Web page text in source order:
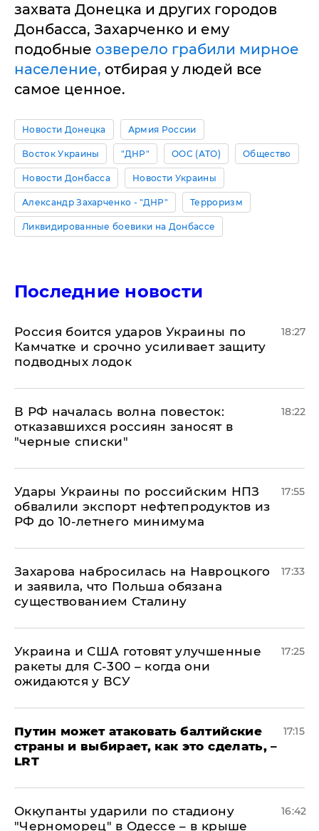
захвата Донецка и других городов
Донбасса, Захарченко и ему
подобные озверело грабили мирное
население, отбирая у людей все
самое ценное.
Новости Донецка Армия России
Восток Украины "ДНР" ООС (АТО) Общество
Новости Донбасса Новости Украины
Александр Захарченко - "ДНР" Терроризм
Ликвидированные боевики на Донбассе
Последние новости
Россия боится ударов Украины по
Камчатке и срочно усиливает защиту
подводных лодок
18:27
​В РФ началась волна повесток:
отказавшихся россиян заносят в
"черные списки"
18:22
Удары Украины по российским НПЗ
обвалили экспорт нефтепродуктов из
РФ до 10-летнего минимума
17:55
​Захарова набросилась на Навроцкого
и заявила, что Польша обязана
существованием Сталину
17:33
Украина и США готовят улучшенные
ракеты для С-300 – когда они
ожидаются у ВСУ
17:25
Путин может атаковать балтийские
страны и выбирает, как это сделать, –
LRT
17:15
Оккупанты ударили по стадиону
"Черноморец" в Одессе – в крыше
16:42